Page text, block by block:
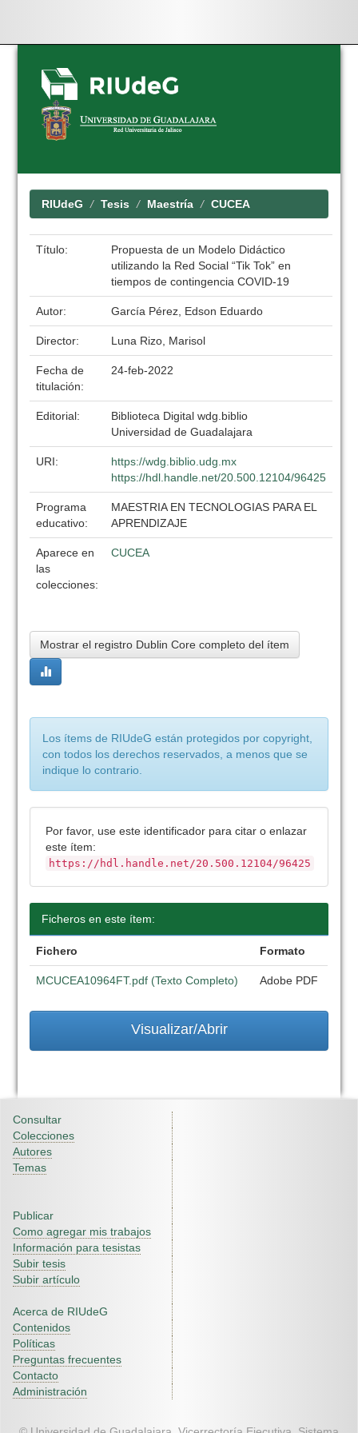
Skip
navigation
RIUdeG Tesis Maestría CUCEA
Título:
Propuesta de un Modelo Didáctico
utilizando la Red Social “Tik Tok” en
tiempos de contingencia COVID-19
Autor: García Pérez, Edson Eduardo
Director: Luna Rizo, Marisol
Fecha de
titulación:
24-feb-2022
Editorial:
Biblioteca Digital wdg.biblio
Universidad de Guadalajara
URI:
https://wdg.biblio.udg.mx
https://hdl.handle.net/20.500.12104/96425
Programa
educativo:
MAESTRIA EN TECNOLOGIAS PARA EL
APRENDIZAJE
Aparece en
las
colecciones:
CUCEA
Mostrar el registro Dublin Core completo del ítem
Los ítems de RIUdeG están protegidos por copyright,
con todos los derechos reservados, a menos que se
indique lo contrario.
Por favor, use este identificador para citar o enlazar
este ítem:
https://hdl.handle.net/20.500.12104/96425
Ficheros en este ítem:
Fichero Formato
MCUCEA10964FT.pdf (Texto Completo) Adobe PDF
Visualizar/Abrir
Consultar
Colecciones
Autores
Temas
Publicar
Como agregar mis trabajos
Información para tesistas
Subir tesis
Subir artículo
Acerca de RIUdeG
Contenidos
Políticas
Preguntas frecuentes
Contacto
Administración